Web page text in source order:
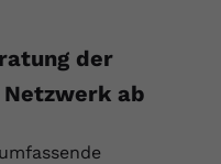
der
Netzwerk ab
gesetzte Cookie
ID, um
der Nutzer